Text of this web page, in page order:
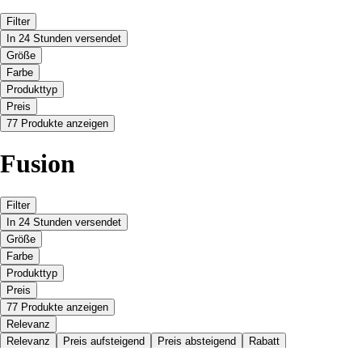
Filter
In 24 Stunden versendet
Größe
Farbe
Produkttyp
Preis
77 Produkte anzeigen
Fusion
Filter
In 24 Stunden versendet
Größe
Farbe
Produkttyp
Preis
77 Produkte anzeigen
Relevanz
Relevanz
Preis aufsteigend Preis absteigend Rabatt